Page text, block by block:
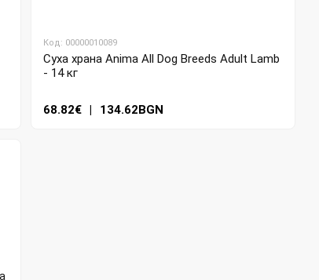
Код: 00000010089
Суха храна Anima All Dog Breeds Adult Lamb
- 14 кг
68.82€ | 134.62BGN